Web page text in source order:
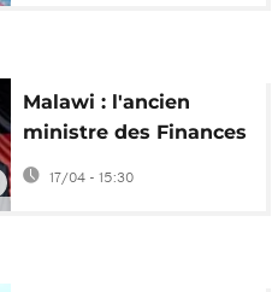
Malawi : l'ancien
ministre des Finances
Simplex Chithyola
arrêté
17/04 - 15:30